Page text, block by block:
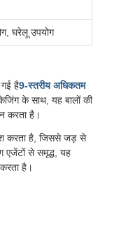
घरेलू उपयोग
है9-स्तरीय अधिकतम
के साथ, यह बालों की
करता है।
करता है, जिससे जड़ से
एजेंटों से समृद्ध, यह
है।